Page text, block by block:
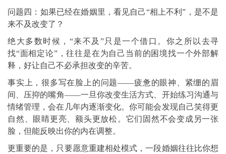
问题四：如果已经在婚姻里，看见自己“相上不利”，是不是
来不及改变了？
绝大多数时候，“来不及”只是一个借口。你之所以去寻
找“面相定论”，往往是在为自己当前的困境找一个外部解
释，好让自己不必承担改变的辛苦。
事实上，很多写在脸上的问题——疲惫的眼神、紧绷的眉
间、压抑的嘴角——一旦你改变生活方式、开始练习沟通与
情绪管理，会在几年内逐渐变化。你可能会发现自己笑得更
自然、眼睛更亮、额头更放松。它们固然不会变成另一张
脸，但能反映出你的内在调整。
更重要的是，只要愿意重建相处模式，一段婚姻往往比你想